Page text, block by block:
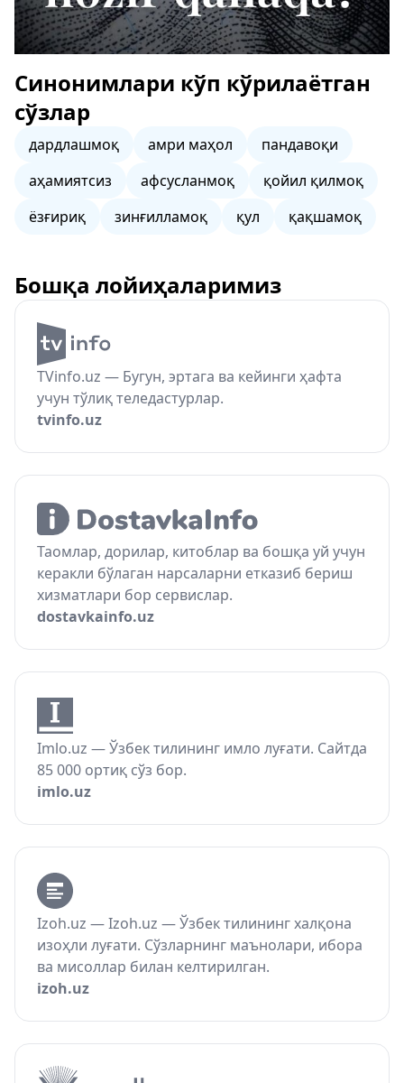
Синонимлари кўп кўрилаётган
сўзлар
дардлашмоқ амри маҳол
пандавоқи
аҳамиятсиз
афсусланмоқ
қойил қилмоқ
ёзғириқ
зинғилламоқ қул қақшамоқ
Бошқа лойиҳаларимиз
TVinfo.uz — Бугун, эртага ва кейинги ҳафта
учун тўлиқ теледастурлар.
tvinfo.uz
Таомлар, дорилар, китоблар ва бошқа уй учун
керакли бўлаган нарсаларни етказиб бериш
хизматлари бор сервислар.
dostavkainfo.uz
Imlo.uz — Ўзбек тилининг имло луғати. Сайтда
85 000 ортиқ сўз бор.
imlo.uz
Izoh.uz — Izoh.uz — Ўзбек тилининг халқона
изоҳли луғати. Сўзларнинг маънолари, ибора
ва мисоллар билан келтирилган.
izoh.uz